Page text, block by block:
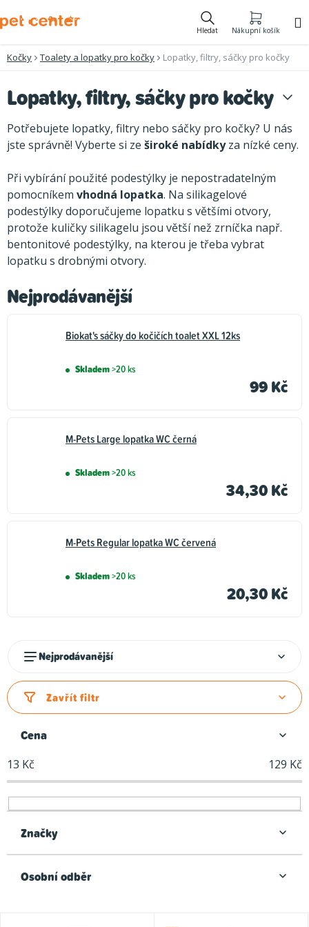
na
Hledat Nákupní košík
Kočky Toalety a lopatky pro kočky Lopatky, filtry, sáčky pro kočky
Lopatky, filtry, sáčky pro kočky
Potřebujete lopatky, filtry nebo sáčky pro kočky? U nás
jste správně! Vyberte si ze široké nabídkyza nízké ceny.
Při vybírání použité podestýlky je nepostradatelným
pomocníkem vhodná lopatka. Na silikagelové
podestýlky doporučujeme lopatku s většími otvory,
protože kuličky silikagelu jsou větší než zrníčka např.
bentonitové podestýlky, na kterou je třeba vybrat
lopatku s drobnými otvory.
Nejprodávanější
Biokat's sáčky do kočičích toalet XXL 12ks
Skladem>20 ks
99 Kč
M-Pets Large lopatka WC černá
Skladem>20 ks
34,30 Kč
M-Pets Regular lopatka WC červená
Skladem>20 ks
20,30 Kč
z
e
í
p
r
o
u
Nejprodávanější
Zavřít filtr
Cena
13 Kč 129 Kč
Značky
Osobní odběr